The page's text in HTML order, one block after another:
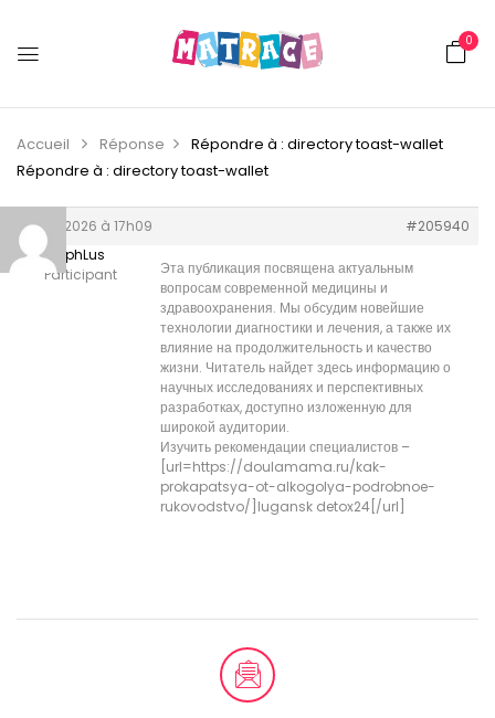
0
Accueil Réponse
Répondre à : directory toast-wallet
Répondre à : directory toast-wallet
2 juin 2026 à 17h09
#205940
RalphLus
Participant
Эта публикация посвящена актуальным
вопросам современной медицины и
здравоохранения. Мы обсудим новейшие
технологии диагностики и лечения, а также их
влияние на продолжительность и качество
жизни. Читатель найдет здесь информацию о
научных исследованиях и перспективных
разработках, доступно изложенную для
широкой аудитории.
Изучить рекомендации специалистов –
[url=https://doulamama.ru/kak-
prokapatsya-ot-alkogolya-podrobnoe-
rukovodstvo/]lugansk detox24[/url]